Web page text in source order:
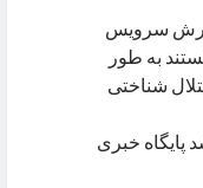
سرویس
به طور
شناختی
پایگاه خبری